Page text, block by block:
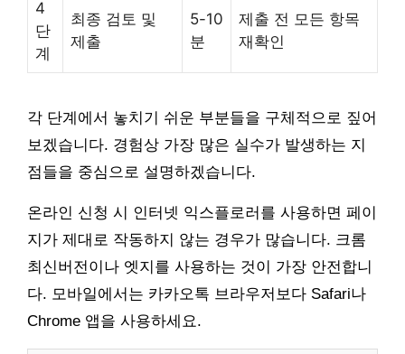
4
단
계
최종 검토 및
제출
5-10
분
제출 전 모든 항목
재확인
각 단계에서 놓치기 쉬운 부분들을 구체적으로 짚어
보겠습니다. 경험상 가장 많은 실수가 발생하는 지
점들을 중심으로 설명하겠습니다.
온라인 신청 시 인터넷 익스플로러를 사용하면 페이
지가 제대로 작동하지 않는 경우가 많습니다. 크롬
최신버전이나 엣지를 사용하는 것이 가장 안전합니
다. 모바일에서는 카카오톡 브라우저보다 Safari나
Chrome 앱을 사용하세요.